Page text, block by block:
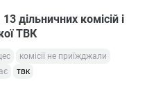
дільничних комісій і
ТВК
комісії не приїжджали
твк